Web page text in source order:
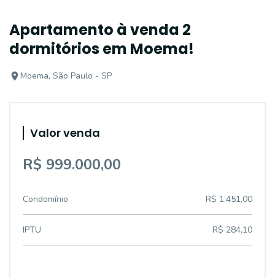
Apartamento à venda 2
dormitórios em Moema!
Moema, São Paulo - SP
Valor venda
R$ 999.000,00
Condomínio R$ 1.451,00
IPTU R$ 284,10